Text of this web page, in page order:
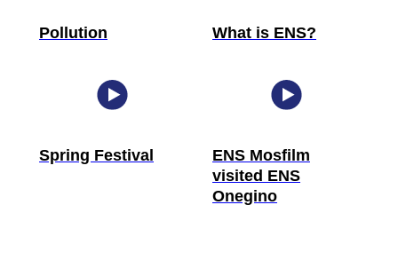
Pollution What is ENS?
Spring Festival
ENS Mosfilm
visited ENS
Onegino